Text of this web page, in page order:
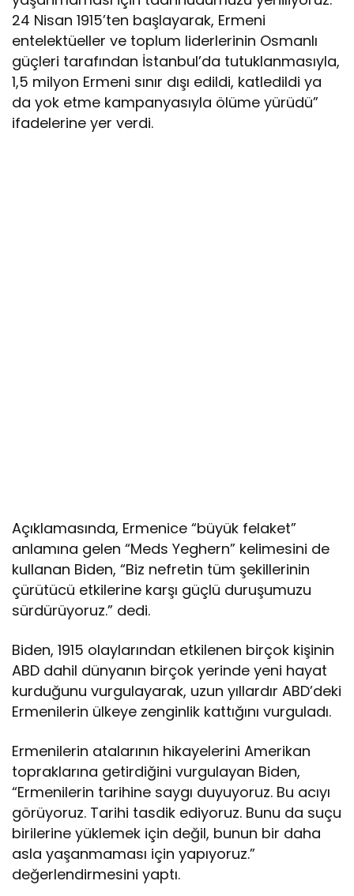
24 Nisan 1915’ten başlayarak, Ermeni
entelektüeller ve toplum liderlerinin Osmanlı
güçleri tarafından İstanbul’da tutuklanmasıyla,
1,5 milyon Ermeni sınır dışı edildi, katledildi ya
da yok etme kampanyasıyla ölüme yürüdü”
ifadelerine yer verdi.
Açıklamasında, Ermenice “büyük felaket”
anlamına gelen “Meds Yeghern” kelimesini de
kullanan Biden, “Biz nefretin tüm şekillerinin
çürütücü etkilerine karşı güçlü duruşumuzu
sürdürüyoruz.” dedi.
Biden, 1915 olaylarından etkilenen birçok kişinin
ABD dahil dünyanın birçok yerinde yeni hayat
kurduğunu vurgulayarak, uzun yıllardır ABD’deki
Ermenilerin ülkeye zenginlik kattığını vurguladı.
Ermenilerin atalarının hikayelerini Amerikan
topraklarına getirdiğini vurgulayan Biden,
“Ermenilerin tarihine saygı duyuyoruz. Bu acıyı
görüyoruz. Tarihi tasdik ediyoruz. Bunu da suçu
birilerine yüklemek için değil, bunun bir daha
asla yaşanmaması için yapıyoruz.”
değerlendirmesini yaptı.